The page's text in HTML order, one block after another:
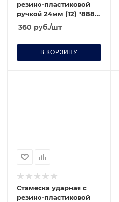
резино-пластиковой
ручкой 24мм (12) "888"
(6020240)
360 руб./шт
В КОРЗИНУ
Стамеска ударная с
резино-пластиковой